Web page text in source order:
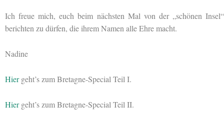
Ich freue mich, euch beim nächsten Mal von der „schönen Insel“
berichten zu dürfen, die ihrem Namen alle Ehre macht.
Nadine
Hiergeht’s zum Bretagne-Special Teil I.
Hiergeht’s zum Bretagne-Special Teil II.